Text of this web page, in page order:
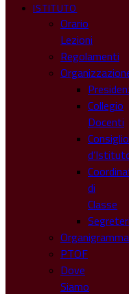
ISTITUTO
Orario
Lezioni
Regolamenti
Collegio
Docenti
Consiglio
di
Classe
Organigramma
PTOF
Dove
Siamo